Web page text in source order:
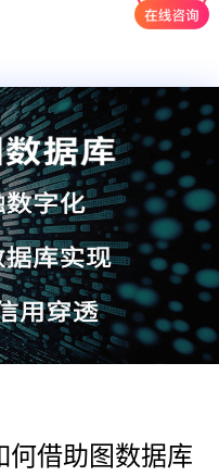
何借助图数据库